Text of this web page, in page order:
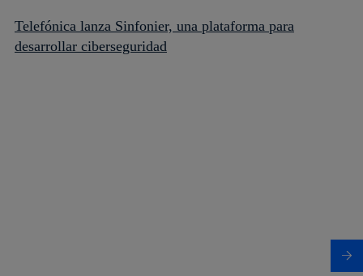
Telefónica lanza Sinfonier, una plataforma para
desarrollar ciberseguridad